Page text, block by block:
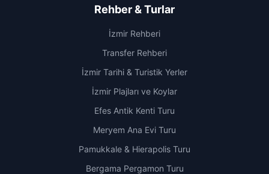
Rehber & Turlar
İzmir Rehberi
Transfer Rehberi
İzmir Tarihi & Turistik Yerler
İzmir Plajları ve Koylar
Efes Antik Kenti Turu
Meryem Ana Evi Turu
Pamukkale & Hierapolis Turu
Bergama Pergamon Turu